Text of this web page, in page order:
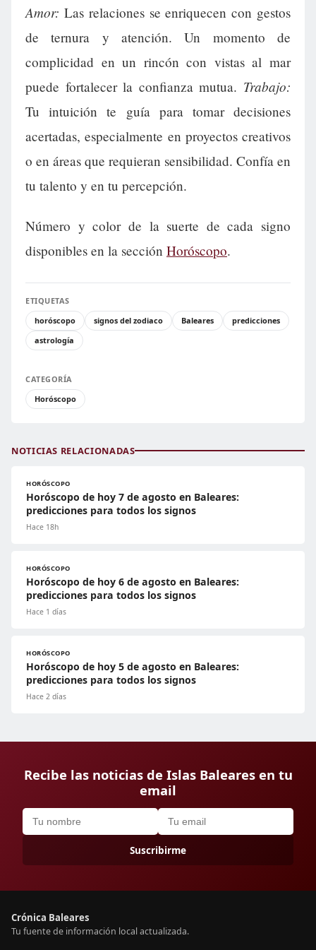
Amor: Las relaciones se enriquecen con gestos
de ternura y atención. Un momento de
complicidad en un rincón con vistas al mar
puede fortalecer la confianza mutua. Trabajo:
Tu intuición te guía para tomar decisiones
acertadas, especialmente en proyectos creativos
o en áreas que requieran sensibilidad. Confía en
tu talento y en tu percepción.
Número y color de la suerte de cada signo
disponibles en la sección Horóscopo.
ETIQUETAS
horóscopo
signos del zodiaco Baleares
predicciones
astrología
CATEGORÍA
Horóscopo
NOTICIAS RELACIONADAS
HORÓSCOPO
Horóscopo de hoy 7 de agosto en Baleares:
predicciones para todos los signos
Hace 18h
HORÓSCOPO
Horóscopo de hoy 6 de agosto en Baleares:
predicciones para todos los signos
Hace 1 días
HORÓSCOPO
Horóscopo de hoy 5 de agosto en Baleares:
predicciones para todos los signos
Hace 2 días
Recibe las noticias de Islas Baleares en tu
email
Suscribirme
Crónica Baleares
Tu fuente de información local actualizada.